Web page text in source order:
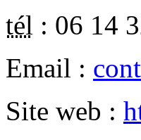
tél : 06 14
Email :
Site web :